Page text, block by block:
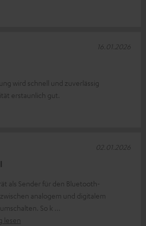
wird schnell und zuverlässig
erstaunlich gut.
16.01.2026
als Sender für den Bluetooth-
analogem und digitalem
So k
lesen
02.01.2026